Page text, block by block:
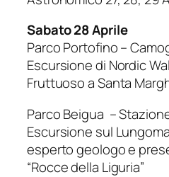
Sabato 28 Aprile
Parco Portofino –
Escursione di Nordic
Fruttuoso a Santa
Parco Beigua –
Escursione sul
esperto geologo e
“Rocce della Liguria”